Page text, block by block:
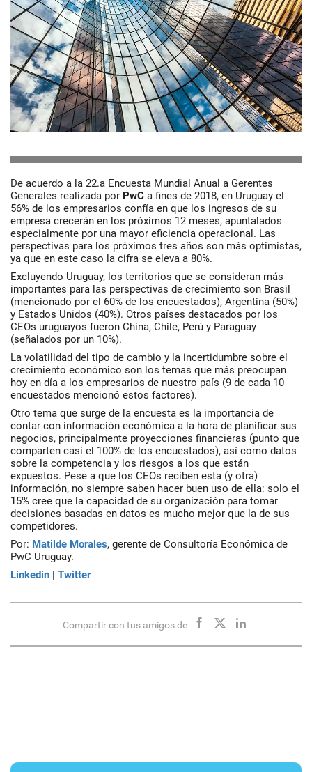
De acuerdo a la 22.a Encuesta Mundial Anual a Gerentes
Generales realizada por PwC a fines de 2018, en Uruguay el
56% de los empresarios confía en que los ingresos de su
empresa crecerán en los próximos 12 meses, apuntalados
especialmente por una mayor eficiencia operacional. Las
perspectivas para los próximos tres años son más optimistas,
ya que en este caso la cifra se eleva a 80%.
Excluyendo Uruguay, los territorios que se consideran más
importantes para las perspectivas de crecimiento son Brasil
(mencionado por el 60% de los encuestados), Argentina (50%)
y Estados Unidos (40%). Otros países destacados por los
CEOs uruguayos fueron China, Chile, Perú y Paraguay
(señalados por un 10%).
La volatilidad del tipo de cambio y la incertidumbre sobre el
crecimiento económico son los temas que más preocupan
hoy en día a los empresarios de nuestro país (9 de cada 10
encuestados mencionó estos factores).
Otro tema que surge de la encuesta es la importancia de
contar con información económica a la hora de planificar sus
negocios, principalmente proyecciones financieras (punto que
comparten casi el 100% de los encuestados), así como datos
sobre la competencia y los riesgos a los que están
expuestos. Pese a que los CEOs reciben esta (y otra)
información, no siempre saben hacer buen uso de ella: solo el
15% cree que la capacidad de su organización para tomar
decisiones basadas en datos es mucho mejor que la de sus
competidores.
Por: Matilde Morales, gerente de Consultoría Económica de
PwC Uruguay.
Linkedin | Twitter
Compartir con tus amigos de